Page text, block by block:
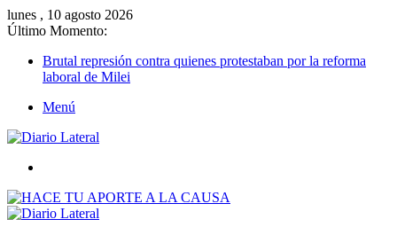
lunes , 10 agosto 2026
Último Momento:
Brutal represión contra quienes protestaban por la reforma
laboral de Milei
Menú